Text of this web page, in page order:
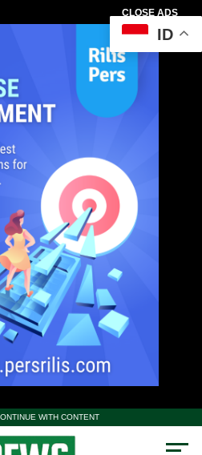
CLOSE ADS
WITH CONTENT
ID